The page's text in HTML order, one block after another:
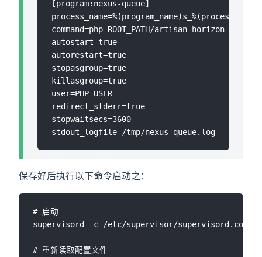
[program:nexus-queue]
command=php ROOT_PATH/artisan horizon
autostart=true
autorestart=true
stopasgroup=true
killasgroup=true
user=PHP_USER
redirect_stderr=true
stopwaitsecs=3600
保存好后执行以下命令启动之：
# 启动
supervisord -c /etc/supervisor/supervisord.conf
# 重新读取配置文件